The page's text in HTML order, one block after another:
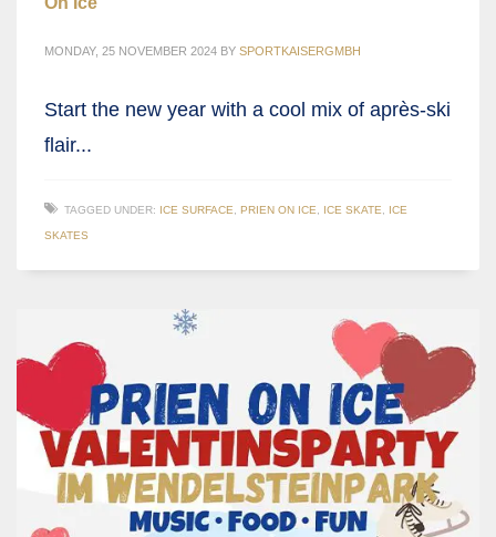
MONDAY, 25 NOVEMBER 2024 BY SPORTKAISERGMBH
Start the new year with a cool mix of après-ski
flair...
TAGGED UNDER: ICE SURFACE, PRIEN ON ICE, ICE SKATE, ICE
SKATES